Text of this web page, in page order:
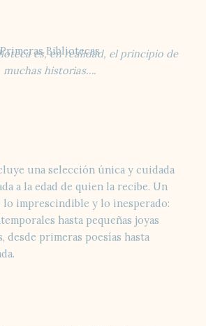
Primeras Bibliotecas
es, en realidad, el principio de
muchas historias….
una selección única y cuidada
a la edad de quien la recibe. Un
imprescindible y lo inesperado:
hasta pequeñas joyas
desde primeras poesías hasta